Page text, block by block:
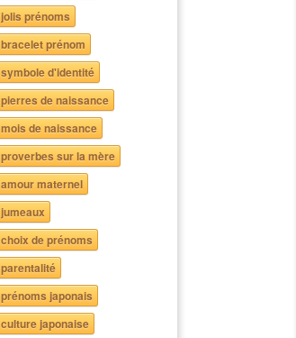
jolis prénoms
bracelet prénom
symbole d'identité
pierres de naissance
mois de naissance
proverbes sur la mère
amour maternel
jumeaux
choix de prénoms
parentalité
prénoms japonais
culture japonaise